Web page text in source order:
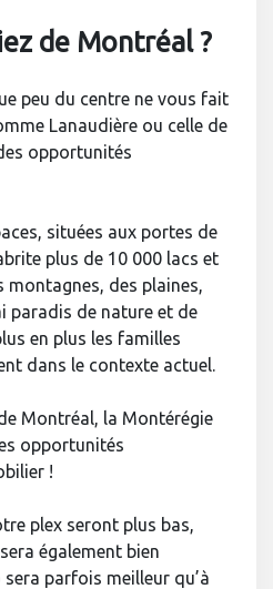
de Montréal ?
peu du centre ne vous fait
Lanaudière ou celle de
opportunités
situées aux portes de
plus de 10 000 lacs et
montagnes, des plaines,
paradis de nature et de
en plus les familles
dans le contexte actuel.
Montréal, la Montérégie
opportunités
!
plex seront plus bas,
également bien
parfois meilleur qu’à